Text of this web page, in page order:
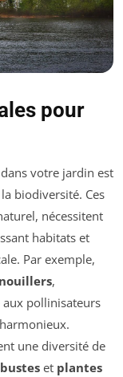
pour
dans votre jardin est
biodiversité. Ces
nécessitent
habitats et
Par exemple,
,
pollinisateurs
une diversité de
et plantes